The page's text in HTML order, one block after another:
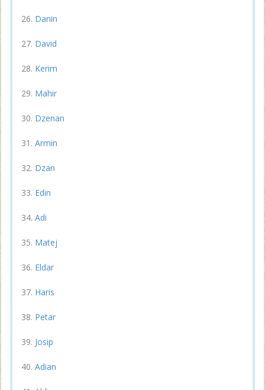
Danin
David
Kerim
Mahir
Dzenan
Armin
Dzan
Edin
Adi
Matej
Eldar
Haris
Petar
Josip
Adian